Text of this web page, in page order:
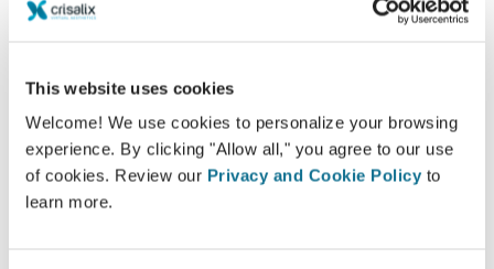
This website uses cookies
Welcome! We use cookies to personalize your browsing
experience. By clicking "Allow all," you agree to our use
of cookies. Review our Privacy and Cookie Policy to
learn more.
pacientes a fazerem suas escolhas.